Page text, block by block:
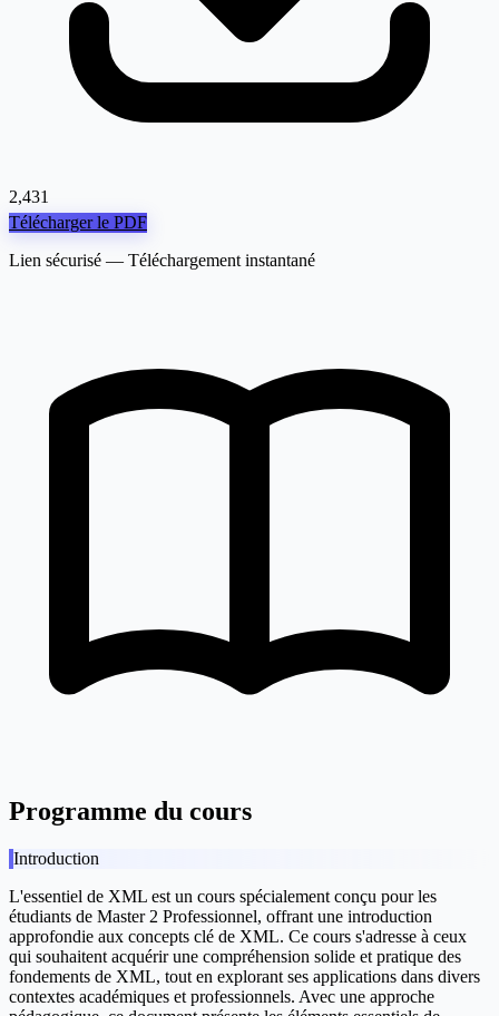
2,431
Télécharger le PDF
Lien sécurisé — Téléchargement instantané
Programme du cours
Introduction
L'essentiel de XML est un cours spécialement conçu pour les
étudiants de Master 2 Professionnel, offrant une introduction
approfondie aux concepts clé de XML. Ce cours s'adresse à ceux
qui souhaitent acquérir une compréhension solide et pratique des
fondements de XML, tout en explorant ses applications dans divers
contextes académiques et professionnels. Avec une approche